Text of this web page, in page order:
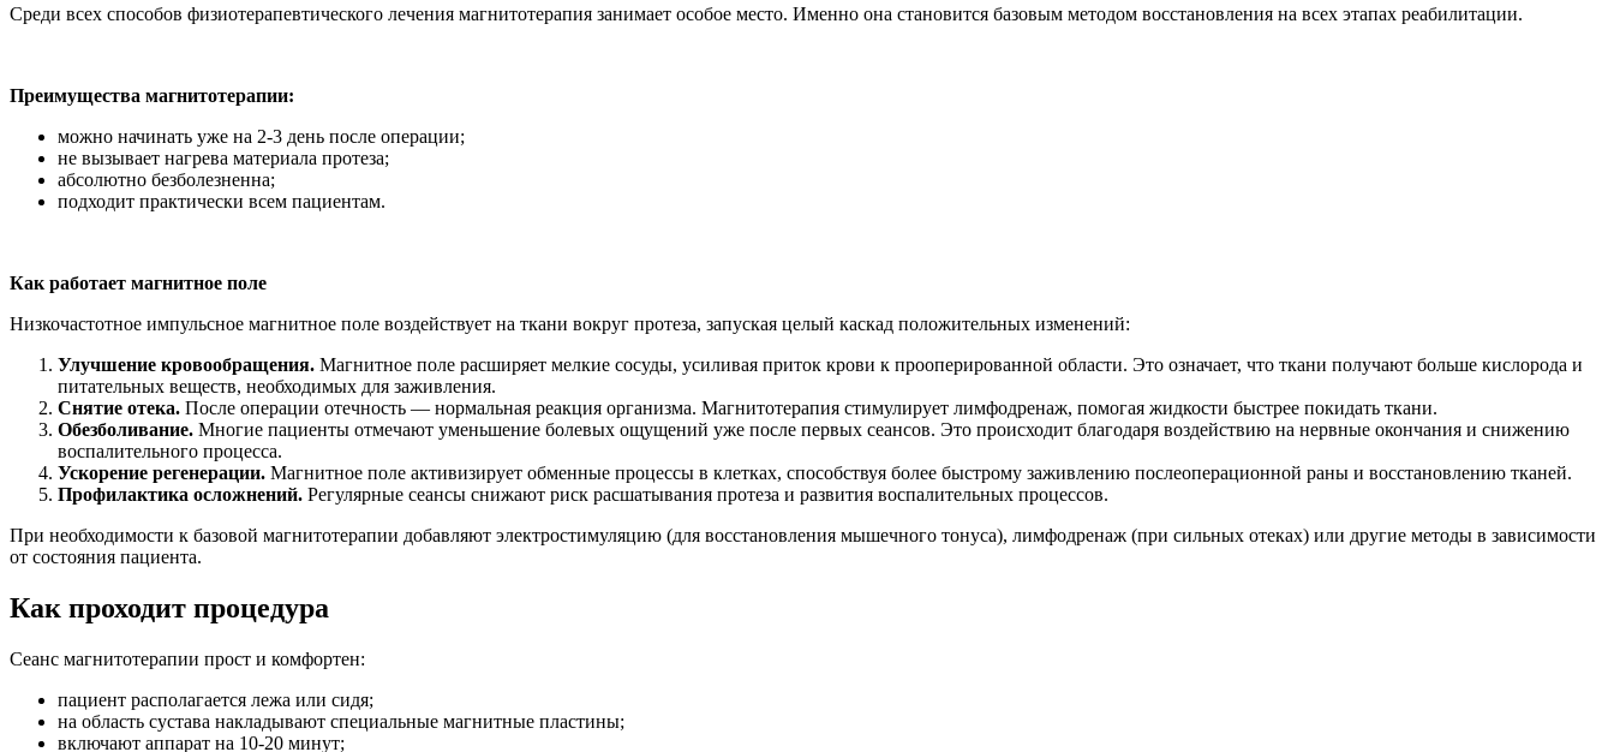
Среди всех способов физиотерапевтического лечения магнитотерапия занимает особое место. Именно она становится базовым методом восстановления на всех этапах реабилитации.
Преимущества магнитотерапии:
можно начинать уже на 2-3 день после операции;
не вызывает нагрева материала протеза;
абсолютно безболезненна;
подходит практически всем пациентам.
Как работает магнитное поле
Низкочастотное импульсное магнитное поле воздействует на ткани вокруг протеза, запуская целый каскад положительных изменений:
Улучшение кровообращения. Магнитное поле расширяет мелкие сосуды, усиливая приток крови к прооперированной области. Это означает, что ткани получают больше кислорода и
питательных веществ, необходимых для заживления.
Снятие отека. После операции отечность — нормальная реакция организма. Магнитотерапия стимулирует лимфодренаж, помогая жидкости быстрее покидать ткани.
Обезболивание. Многие пациенты отмечают уменьшение болевых ощущений уже после первых сеансов. Это происходит благодаря воздействию на нервные окончания и снижению
воспалительного процесса.
Ускорение регенерации. Магнитное поле активизирует обменные процессы в клетках, способствуя более быстрому заживлению послеоперационной раны и восстановлению тканей.
Профилактика осложнений. Регулярные сеансы снижают риск расшатывания протеза и развития воспалительных процессов.
При необходимости к базовой магнитотерапии добавляют электростимуляцию (для восстановления мышечного тонуса), лимфодренаж (при сильных отеках) или другие методы в зависимости
от состояния пациента.
Как проходит процедура
Сеанс магнитотерапии прост и комфортен:
пациент располагается лежа или сидя;
на область сустава накладывают специальные магнитные пластины;
включают аппарат на 10-20 минут;